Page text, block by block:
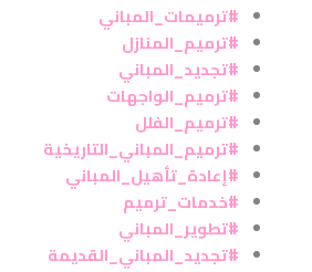
#ترميمات_المباني
#ترميم_المنازل
#تجديد_المباني
#ترميم_الواجهات
#ترميم_الفلل
#ترميم_المباني_التاريخية
#إعادة_تأهيل_المباني
#خدمات_ترميم
#تطوير_المباني
#تجديد_المباني_القديمة